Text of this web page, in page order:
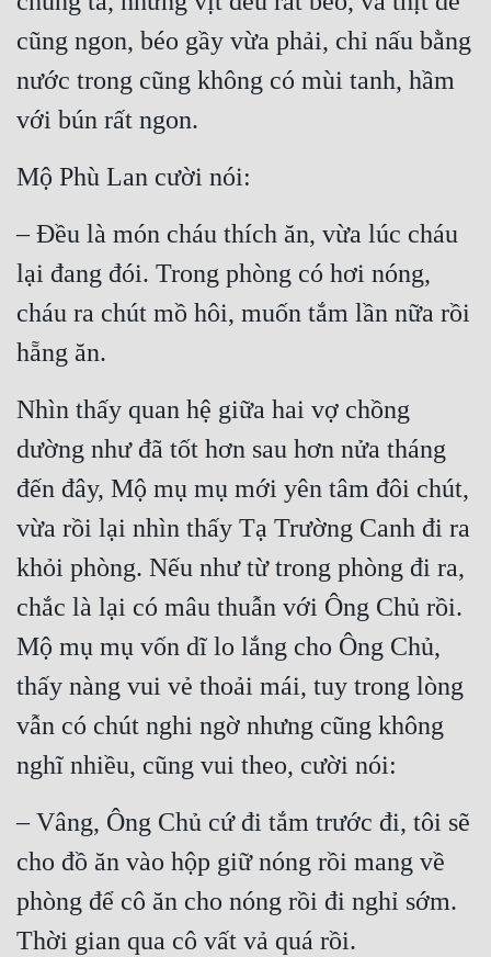
cũng ngon, béo gầy vừa phải, chỉ nấu bằng
nước trong cũng không có mùi tanh, hầm
với bún rất ngon.
Mộ Phù Lan cười nói:
– Đều là món cháu thích ăn, vừa lúc cháu
lại đang đói. Trong phòng có hơi nóng,
cháu ra chút mồ hôi, muốn tắm lần nữa rồi
hẵng ăn.
Nhìn thấy quan hệ giữa hai vợ chồng
dường như đã tốt hơn sau hơn nửa tháng
đến đây, Mộ mụ mụ mới yên tâm đôi chút,
vừa rồi lại nhìn thấy Tạ Trường Canh đi ra
khỏi phòng. Nếu như từ trong phòng đi ra,
chắc là lại có mâu thuẫn với Ông Chủ rồi.
Mộ mụ mụ vốn dĩ lo lắng cho Ông Chủ,
thấy nàng vui vẻ thoải mái, tuy trong lòng
vẫn có chút nghi ngờ nhưng cũng không
nghĩ nhiều, cũng vui theo, cười nói:
– Vâng, Ông Chủ cứ đi tắm trước đi, tôi sẽ
cho đồ ăn vào hộp giữ nóng rồi mang về
phòng để cô ăn cho nóng rồi đi nghỉ sớm.
Thời gian qua cô vất vả quá rồi.